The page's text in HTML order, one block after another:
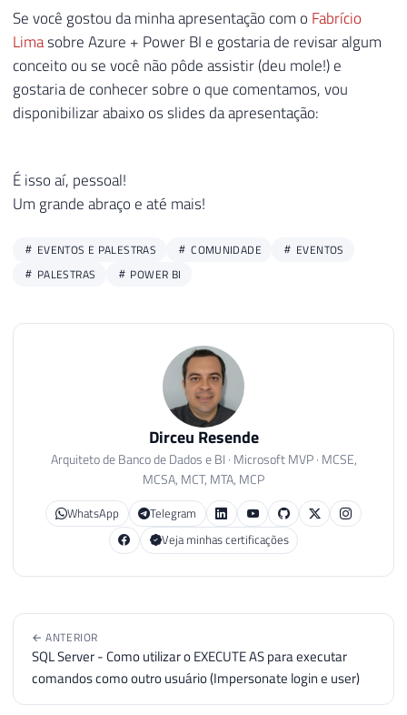
Se você gostou da minha apresentação com o Fabrício
Limasobre Azure + Power BI e gostaria de revisar algum
conceito ou se você não pôde assistir (deu mole!) e
gostaria de conhecer sobre o que comentamos, vou
disponibilizar abaixo os slides da apresentação:
É isso aí, pessoal!
Um grande abraço e até mais!
EVENTOS E PALESTRAS COMUNIDADE
EVENTOS
PALESTRAS
POWER BI
Dirceu Resende
Arquiteto de Banco de Dados e BI · Microsoft MVP · MCSE,
MCSA, MCT, MTA, MCP
WhatsApp
Telegram
Veja minhas certificações
← ANTERIOR
SQL Server - Como utilizar o EXECUTE AS para executar
comandos como outro usuário (Impersonate login e user)